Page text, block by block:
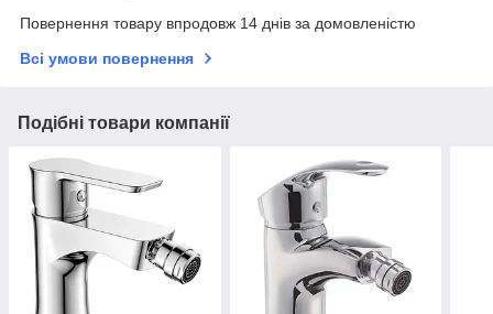
Повернення товару впродовж 14 днів за домовленістю
Всі умови повернення
Подібні товари компанії